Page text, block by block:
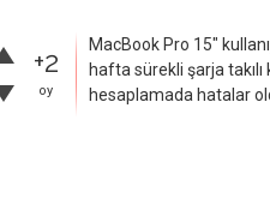
+2
oy
MacBook Pro 15"
hafta sürekli şarja
hesaplamada hatalar